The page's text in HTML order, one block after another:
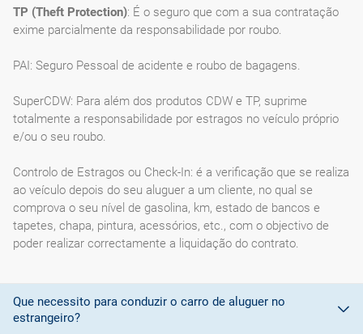
TP (Theft Protection): É o seguro que com a sua contratação
exime parcialmente da responsabilidade por roubo.
PAI: Seguro Pessoal de acidente e roubo de bagagens.
SuperCDW: Para além dos produtos CDW e TP, suprime
totalmente a responsabilidade por estragos no veículo próprio
e/ou o seu roubo.
Controlo de Estragos ou Check-In: é a verificação que se realiza
ao veículo depois do seu aluguer a um cliente, no qual se
comprova o seu nível de gasolina, km, estado de bancos e
tapetes, chapa, pintura, acessórios, etc., com o objectivo de
poder realizar correctamente a liquidação do contrato.
Que necessito para conduzir o carro de aluguer no
estrangeiro?